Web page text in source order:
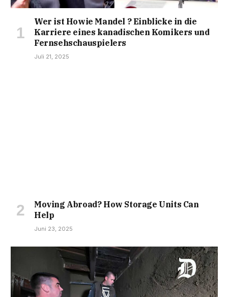
Wer ist Howie Mandel ? Einblicke in die
Karriere eines kanadischen Komikers und
Fernsehschauspielers​
Juli 21, 2025
Moving Abroad? How Storage Units Can
Help
Juni 23, 2025